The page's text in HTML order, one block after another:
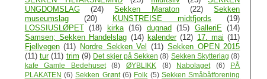
UNGDOMSLAG
(24) Sekken Maraton (22)
Sekken
museumslag
(20) KUNSTREISE midtfjords
(19)
LOSSIUSLØPET (18) kirka (16) dugnad (15) GalleriE
(14)
Samsen; Sekken Handelslag (14) kalender (12) 17. mai (11)
Fjellvegen (11) Nordre Sekken Vel (11) Sekken OPEN 2015
(11) tur (11) trim (9) Det skjer på Sekken (8) Sekken Skytterlag (8)
kafe Gamle Bedehuset
(8) ØYBLIKK (8) Nabolaget (6)
PÅ
PLAKATEN (6) Sekken Grønt (6) Folk (5) Sekken Småbåtforening